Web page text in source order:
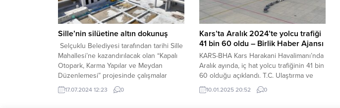
Sille’nin silüetine altın dokunuş
Selçuklu Belediyesi tarafından tarihi Sille
Mahallesi’ne kazandırılacak olan “Kapalı
Otopark, Karma Yapılar ve Meydan
Düzenlemesi” projesinde çalışmalar
aralıksız devam ediyor. Başkan
Pekyatırmacı çalışma alanını ziyaret
17.07.2024 12:23 0
Kars’ta Aralık 2024’te yolcu trafiği
41 bin 60 oldu – Birlik Haber Ajansı
KARS-BHA Kars Harakani Havalimanı’nda
Aralık ayında, iç hat yolcu trafiğinin 41 bin
60 olduğu açıklandı. T.C. Ulaştırma ve
Altyapı Bakanlığı Devlet Hava Meydanları
İşletmesi (DHMİ) Genel Müdürlüğü, Kars
10.01.2025 20:52 0